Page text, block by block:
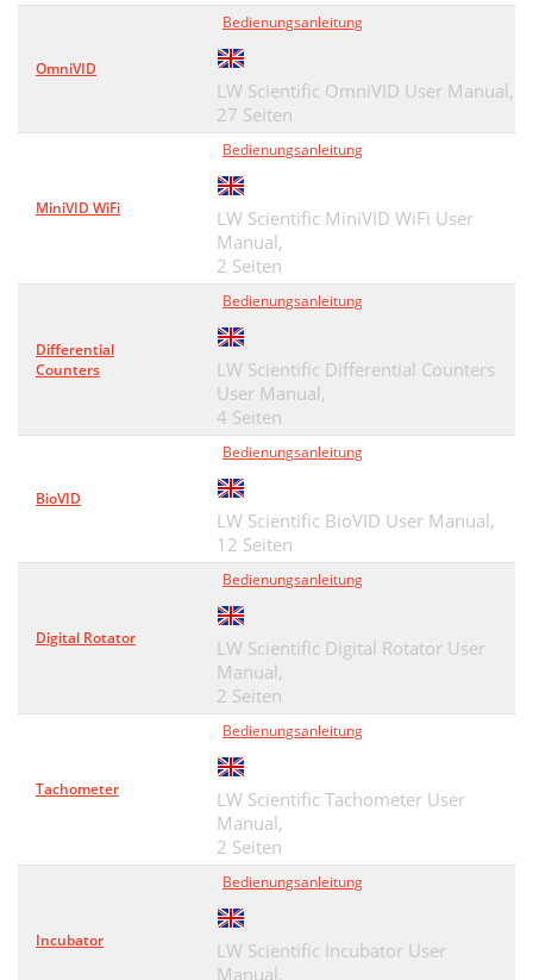
OmniVID
Bedienungsanleitung
LW Scientific OmniVID User Manual,
27 Seiten
MiniVID WiFi
Bedienungsanleitung
LW Scientific MiniVID WiFi User
Manual,
2 Seiten
Differential
Counters
Bedienungsanleitung
LW Scientific Differential Counters
User Manual,
4 Seiten
BioVID
Bedienungsanleitung
LW Scientific BioVID User Manual,
12 Seiten
Digital Rotator
Bedienungsanleitung
LW Scientific Digital Rotator User
Manual,
2 Seiten
Tachometer
Bedienungsanleitung
LW Scientific Tachometer User
Manual,
2 Seiten
Incubator
Bedienungsanleitung
LW Scientific Incubator User
Manual,